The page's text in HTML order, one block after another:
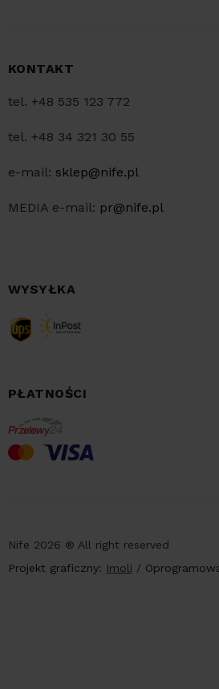
KONTAKT
tel. +48 535 123 772
tel. +48 34 321 30 55
e-mail: sklep@nife.pl
MEDIA e-mail: pr@nife.pl
WYSYŁKA
PŁATNOŚCI
Nife 2026 ® All right reserved
Projekt graficzny: Imoli /